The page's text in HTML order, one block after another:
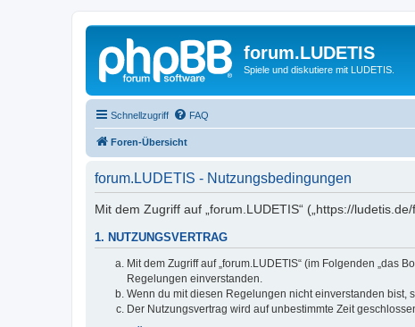
forum.LUDETIS
Spiele und diskutiere mit LUDETIS.
Schnellzugriff FAQ
Foren-Übersicht
forum.LUDETIS - Nutzungsbedingungen
Mit dem Zugriff auf „forum.LUDETIS“ („https://
1. NUTZUNGSVERTRAG
Mit dem Zugriff auf „forum.LUDETIS“ (im Folgenden „das
Regelungen einverstanden.
Wenn du mit diesen Regelungen nicht einverstanden bist,
Der Nutzungsvertrag wird auf unbestimmte Zeit